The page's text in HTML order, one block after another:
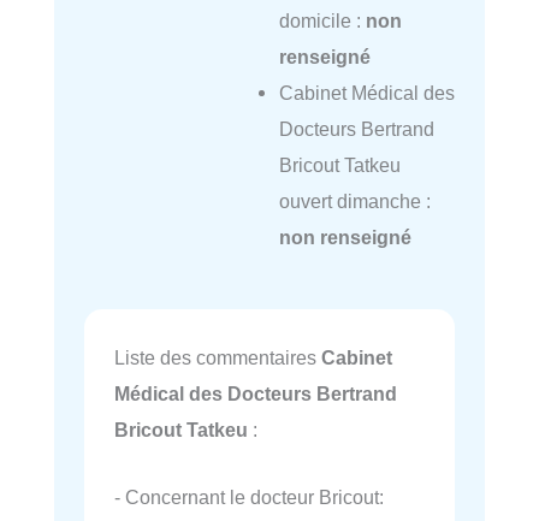
domicile : non
renseigné
Cabinet Médical des
Docteurs Bertrand
Bricout Tatkeu
ouvert dimanche :
non renseigné
Liste des commentaires Cabinet
Médical des Docteurs Bertrand
Bricout Tatkeu :
- Concernant le docteur Bricout: